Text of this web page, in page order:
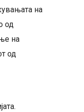
на
од
на
од